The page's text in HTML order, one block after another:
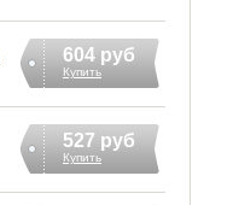
604 руб
Купить
527 руб
Купить